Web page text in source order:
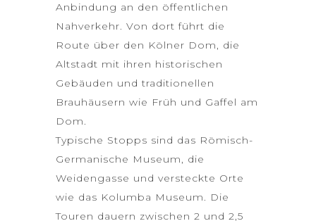
Anbindung an den öffentlichen
Nahverkehr. Von dort führt die
Route über den Kölner Dom, die
Altstadt mit ihren historischen
Gebäuden und traditionellen
Brauhäusern wie Früh und Gaffel am
Dom.
Typische Stopps sind das Römisch-
Germanische Museum, die
Weidengasse und versteckte Orte
wie das Kolumba Museum. Die
Touren dauern zwischen 2 und 2,5